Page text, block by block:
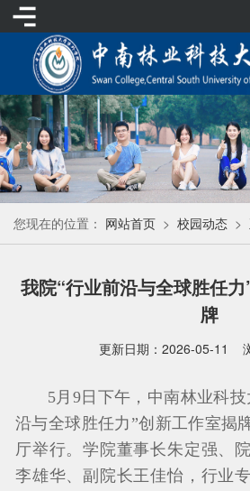
您现在的位置： 网站首页 > 校园动态 >
我院“行业前沿与全球胜任
牌
更新日期：2026-05-11
5月9日下午，中南林业科
沿与全球胜任力”创新工作室揭
厅举行。学院董事长朱定强、
李雄华、副院长王佳怡，行业